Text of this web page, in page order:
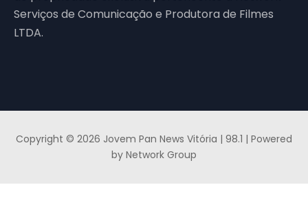
Serviços de Comunicação e Produtora de Filmes
LTDA.
Copyright © 2026 Jovem Pan News Vitória | 98.1 | Powered
by Network Group